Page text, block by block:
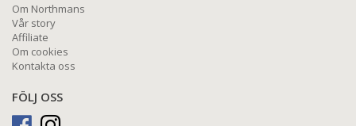
Om Northmans
Vår story
Affiliate
Om cookies
Kontakta oss
FÖLJ OSS